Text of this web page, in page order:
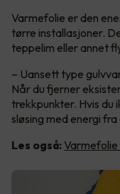
Varmefolie er den
tørre installasjoner.
teppelim eller annet
– Uansett type
Når du fjerner
trekkpunkter. Hvis du
sløsing med energi
Les også: